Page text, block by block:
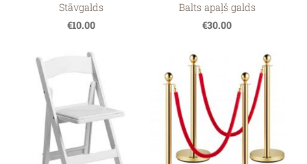
Stāvgalds
€10.00
Balts apaļš galds
€30.00